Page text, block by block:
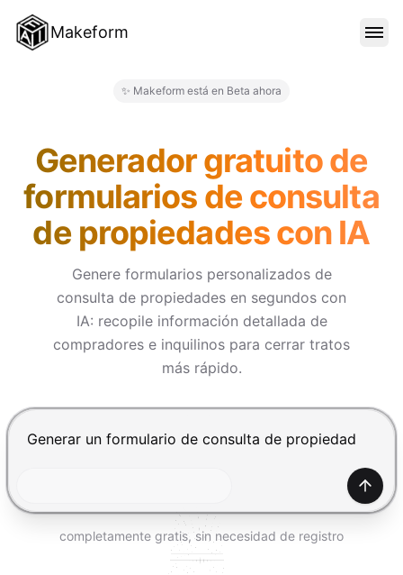
Makeform
BLOG
PRECIOS
INICIAR SESIÓN
PROBAR GRATIS
✨ Makeform está en Beta ahora
Generador gratuito de
formularios de consulta
de propiedades con IA
Genere formularios personalizados de
consulta de propiedades en segundos con
IA: recopile información detallada de
compradores e inquilinos para cerrar tratos
más rápido.
Presiona Enter para enviar, Shift+Enter para añadir
completamente gratis, sin necesidad de registro